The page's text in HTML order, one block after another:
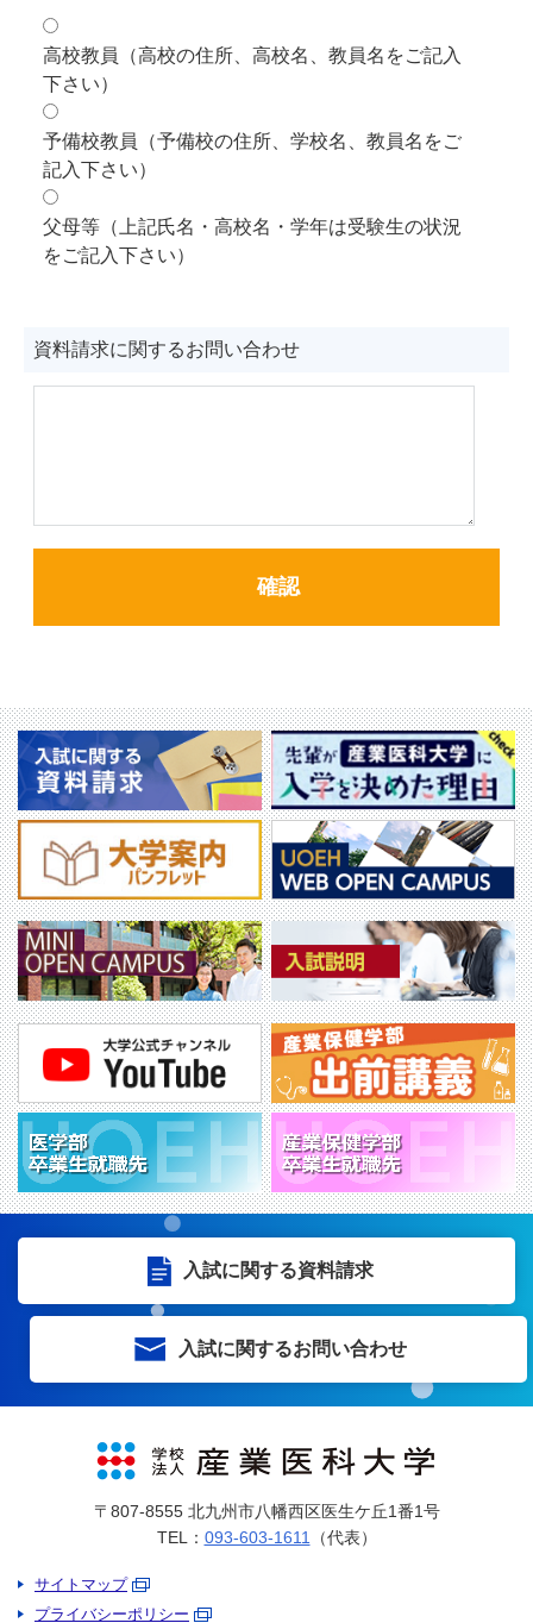
高校教員（高校の住所、高校名、教員名をご記入
下さい）
予備校教員（予備校の住所、学校名、教員名をご
記入下さい）
父母等（上記氏名・高校名・学年は受験生の状況
をご記入下さい）
資料請求に関するお問い合わせ
入試に関する資料請求
入試に関するお問い合わせ
〒807-8555 北九州市八幡西区医生ケ丘1番1号
TEL： 093-603-1611 （代表）
サイトマップ
プライバシーポリシー